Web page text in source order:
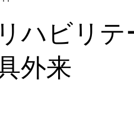
ハビリ
外来